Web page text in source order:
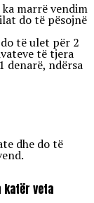
marrë vendim
do të pësojnë
të ulet për 2
të tjera
ndërsa
dhe do të
katër veta